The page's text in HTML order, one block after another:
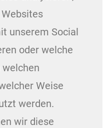
unserem Social
oder welche
Weise
werden.
wir diese